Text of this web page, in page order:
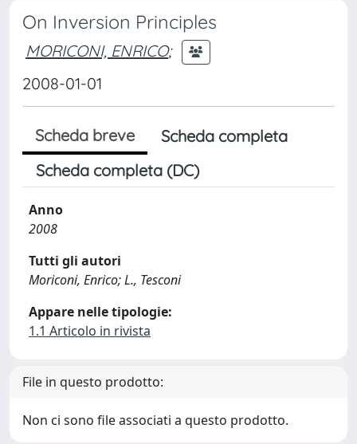
On Inversion Principles
MORICONI, ENRICO;
2008-01-01
Scheda breve
Scheda completa
Scheda completa (DC)
Anno
2008
Tutti gli autori
Moriconi, Enrico; L., Tesconi
Appare nelle tipologie:
1.1 Articolo in rivista
File in questo prodotto:
Non ci sono file associati a questo prodotto.